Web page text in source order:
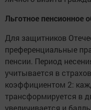
Льготное пенсионное
Для защитников
преференциальные
пенсии. Период
учитывается в
коэффициентом 2:
трансформируется в
увеличивается и